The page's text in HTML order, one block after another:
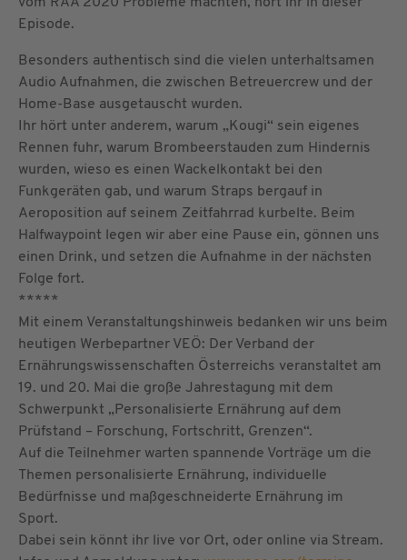
Episode.
Besonders authentisch sind die vielen unterhaltsamen
Audio Aufnahmen, die zwischen Betreuercrew und der
Home-Base ausgetauscht wurden.
Ihr hört unter anderem, warum „Kougi“ sein eigenes
Rennen fuhr, warum Brombeerstauden zum Hindernis
wurden, wieso es einen Wackelkontakt bei den
Funkgeräten gab, und warum Straps bergauf in
Aeroposition auf seinem Zeitfahrrad kurbelte. Beim
Halfwaypoint legen wir aber eine Pause ein, gönnen uns
einen Drink, und setzen die Aufnahme in der nächsten
Folge fort.
*****
Mit einem Veranstaltungshinweis bedanken wir uns beim
heutigen Werbepartner VEÖ: Der Verband der
Ernährungswissenschaften Österreichs veranstaltet am
19. und 20. Mai die große Jahrestagung mit dem
Schwerpunkt „Personalisierte Ernährung auf dem
Prüfstand – Forschung, Fortschritt, Grenzen“.
Auf die Teilnehmer warten spannende Vorträge um die
Themen personalisierte Ernährung, individuelle
Bedürfnisse und maßgeschneiderte Ernährung im
Sport.
Dabei sein könnt ihr live vor Ort, oder online via Stream.